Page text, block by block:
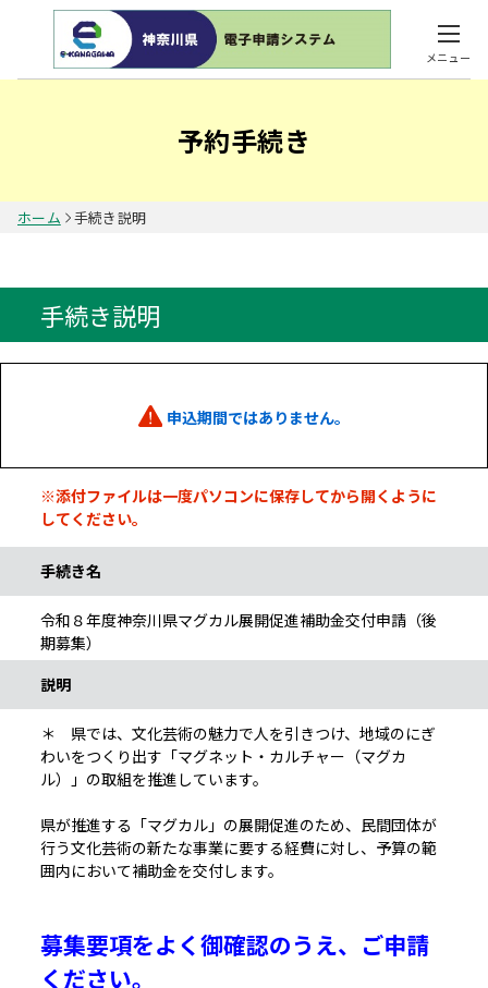
メニュー
予約手続き
ホーム 手続き説明
手続き説明
申込期間ではありません。
※添付ファイルは一度パソコンに保存してから開くように
してください。
手続き名
令和８年度神奈川県マグカル展開促進補助金交付申請（後
期募集）
説明
＊ 県では、文化芸術の魅力で人を引きつけ、地域のにぎ
わいをつくり出す「マグネット・カルチャー（マグカ
ル）」の取組を推進しています。
県が推進する「マグカル」の展開促進のため、民間団体が
行う文化芸術の新たな事業に要する経費に対し、予算の範
囲内において補助金を交付します。
募集要項をよく御確認のうえ、ご申請
ください。